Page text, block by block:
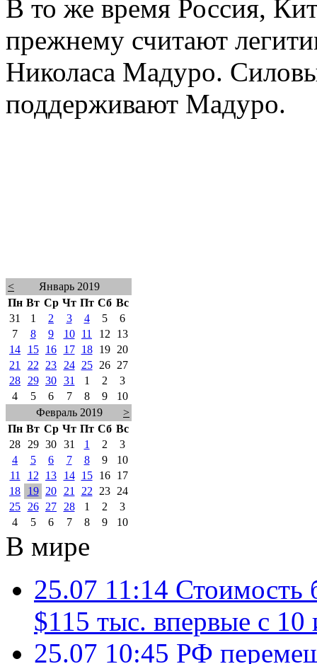
В то же время Россия,
прежнему считают
Николаса Мадуро.
поддерживают Мадуро.
<
Январь 2019
Пн Вт Ср Чт Пт Сб Вс
31
1 2 3 4 5
6
7
8 9 10 11 12
13
14
15 16 17 18 19
20
21
22 23 24 25 26
27
28
29 30 31 1 2
3
4
5 6 7 8 9
10
Февраль 2019
>
Пн Вт Ср Чт Пт Сб Вс
28
29 30 31 1 2
3
4
5 6 7 8 9
10
11
12 13 14 15 16
17
18
19 20 21 22 23
24
25
26 27 28 1 2
3
4
5 6 7 8 9 10
В мире
25.07 11:14 Стоимость
$115 тыс. впервые с 10
25.07 10:45 РФ